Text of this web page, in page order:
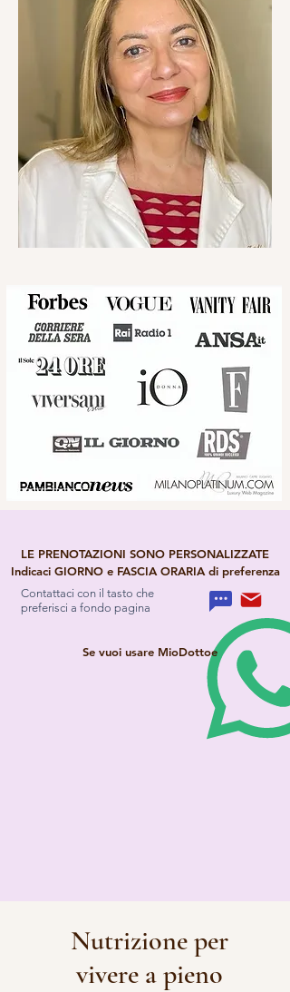
Scienza e approccio umano che
disegnano percorsi nutrizionali
e anti-aging su misura
D.ssa Federica Almondo
Specialista in Scienza dell'Alimentazione
Scienziato del Respiro
Esperta in Biohacking
Contattaci con il tasto che
preferisci a fondo pagina
LE PRENOTAZIONI SONO PERSONALIZZATE
Indicaci GIORNO e FASCIA ORARIA di preferenza
Se vuoi usare MioDottoe
Nutrizione per
vivere a pieno